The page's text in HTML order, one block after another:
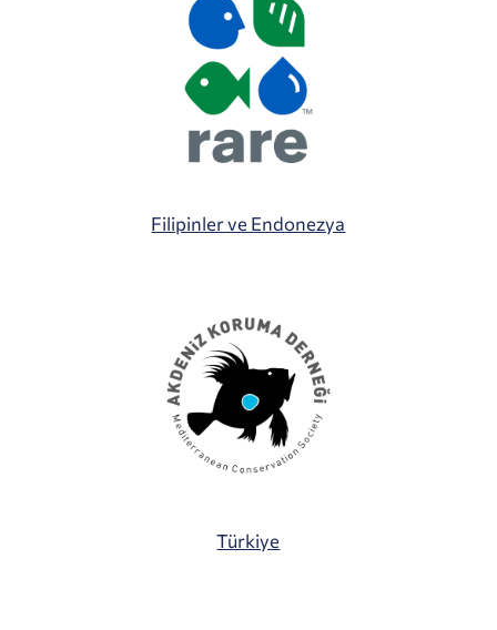
Filipinler ve Endonezya
Türkiye